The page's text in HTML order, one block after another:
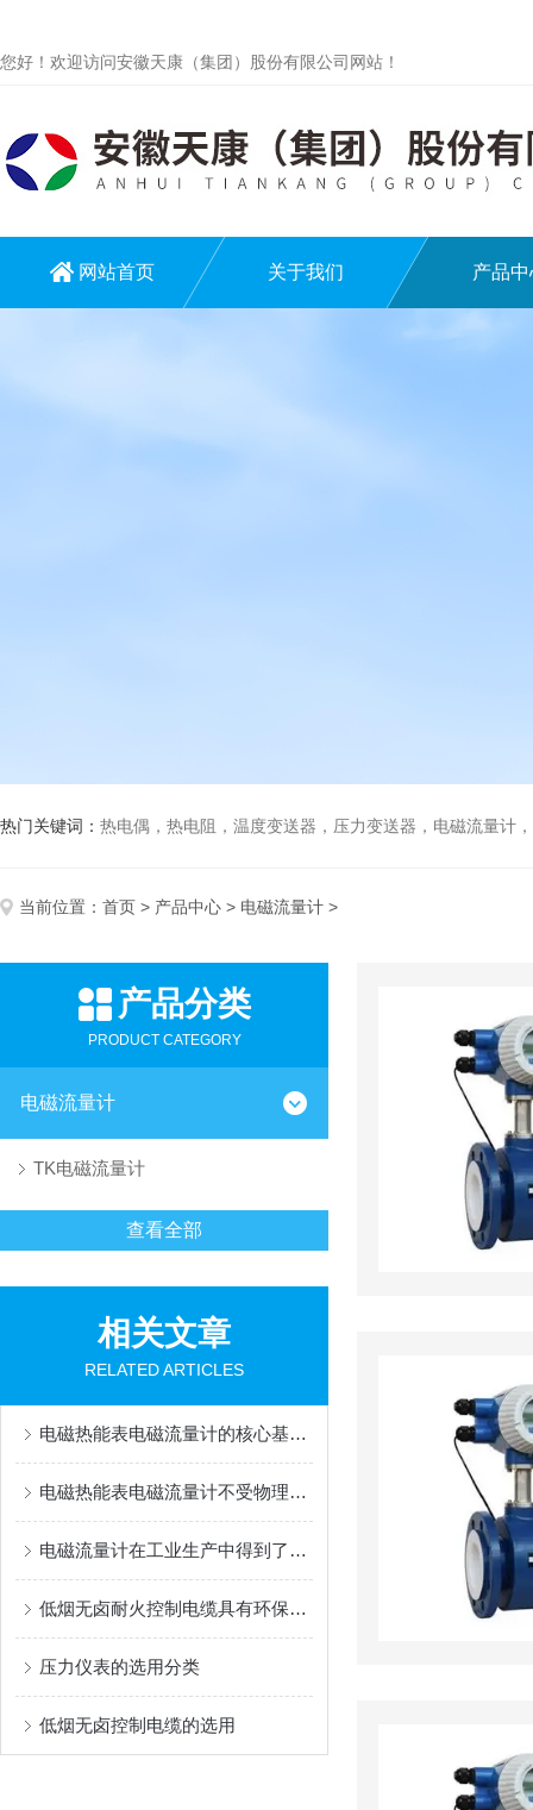
您好！欢迎访问安徽天康（集团）股份有限公司网站！
网站首页 关于我们 产品中
热门关键词： 热电偶，热电阻，温度变送器，压力变送器，电磁流量计，
当前位置： 首页 > 产品中心 > 电磁流量计 >
产品分类
PRODUCT CATEGORY
电磁流量计
TK电磁流量计
查看全部
相关文章
RELATED ARTICLES
电磁热能表电磁流量计的核心基于法拉第电磁感应定律
电磁热能表电磁流量计不受物理参数影响
电磁流量计在工业生产中得到了广泛应用
低烟无卤耐火控制电缆具有环保、安全和耐火性的优势
压力仪表的选用分类
低烟无卤控制电缆的选用